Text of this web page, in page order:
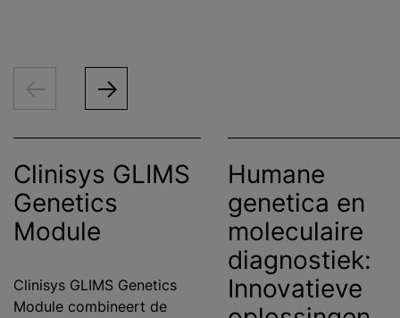
Clinisys GLIMS
Genetics
Module
Clinisys GLIMS Genetics
Module combineert de
Humane
genetica en
moleculaire
diagnostiek:
Innovatieve